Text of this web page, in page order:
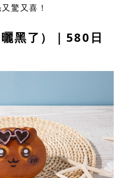
驚又喜！
黑了）｜580日